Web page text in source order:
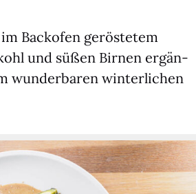
Back­ofen gerös­te­tem
und süßen Bir­nen ergän­
wun­der­ba­ren win­ter­li­chen